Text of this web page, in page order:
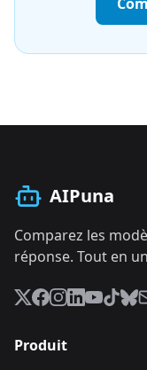
AIPuna
Comparez les
réponse. Tout en
Produit